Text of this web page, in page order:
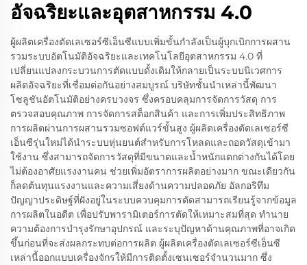
อัจฉริยะและอุตสาหกรรม 4.0
ผู้ผลิตเครื่องตัดเลเซอร์ซีเอ็นซีแบบเพิ่มขั้นกำลังเป็นผู้บุกเบิกการผสาน
รวมระบบอัตโนมัติอัจฉริยะและเทคโนโลยีอุตสาหกรรม 4.0 ที่
เปลี่ยนแปลงกระบวนการตัดแบบดั้งเดิมให้กลายเป็นระบบนิเวศการ
ผลิตอัจฉริยะที่เชื่อมต่อกันอย่างสมบูรณ์ บริษัทชั้นนำเหล่านี้พัฒนา
โซลูชันอัตโนมัติอย่างครบวงจร ซึ่งครอบคลุมการจัดการวัสดุ การ
ตรวจสอบคุณภาพ การจัดการสต็อกสินค้า และการเพิ่มประสิทธิภาพ
การผลิตผ่านการผสานรวมซอฟต์แวร์ขั้นสูง ผู้ผลิตเครื่องตัดเลเซอร์ซี
เอ็นซีรุ่นใหม่ได้นำระบบหุ่นยนต์สำหรับการโหลดและถอดวัสดุเข้ามา
ใช้งาน ซึ่งสามารถจัดการวัสดุที่มีขนาดและน้ำหนักแตกต่างกันได้โดย
ไม่ต้องอาศัยแรงงานคน ช่วยเพิ่มอัตราการผลิตอย่างมาก ขณะเดียวกัน
ก็ลดต้นทุนแรงงานและความเสี่ยงด้านความปลอดภัย อัลกอริทึม
ปัญญาประดิษฐ์ที่ฝังอยู่ในระบบควบคุมการตัดสามารถเรียนรู้จากข้อมูล
การผลิตในอดีต เพื่อปรับพารามิเตอร์การตัดให้เหมาะสมที่สุด ทำนาย
ความต้องการบำรุงรักษาอุปกรณ์ และระบุปัญหาด้านคุณภาพที่อาจเกิด
ขึ้นก่อนที่จะส่งผลกระทบต่อการผลิต ผู้ผลิตเครื่องตัดเลเซอร์ซีเอ็นซี
เหล่านี้ออกแบบเครื่องจักรให้มีการติดตั้งเซนเซอร์จำนวนมาก ซึ่ง